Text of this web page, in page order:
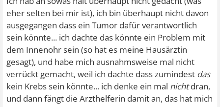
eher selten bei mir ist), ich bin überhaupt nicht davon
ausgegangen dass ein Tumor dafür verantwortlich
sein könnte... ich dachte das könnte ein Problem mit
dem Innenohr sein (so hat es meine Hausärztin
gesagt), und habe mich ausnahmsweise mal nicht
verrückt gemacht, weil ich dachte dass zumindest das
kein Krebs sein könnte... ich denke ein mal nichtdran,
und dann fängt die Arzthelferin damit an, das hat mich